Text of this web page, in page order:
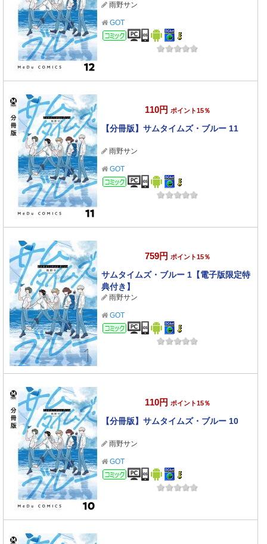
雨野サン
GOT
コミック
110円 ポイント15％
【分冊版】サムタイムズ・ブルー 11
雨野サン
GOT
コミック
759円 ポイント15％
サムタイムズ・ブルー 1【電子版限定特
典付き】
雨野サン
GOT
コミック
110円 ポイント15％
【分冊版】サムタイムズ・ブルー 10
雨野サン
GOT
コミック